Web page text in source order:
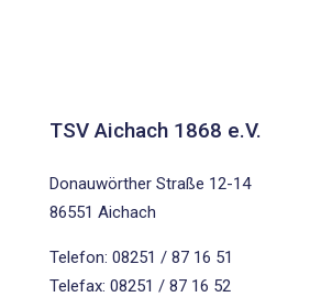
TSV Aichach 1868 e.V.
Donauwörther Straße 12-14
86551 Aichach
Telefon: 08251 / 87 16 51
Telefax: 08251 / 87 16 52